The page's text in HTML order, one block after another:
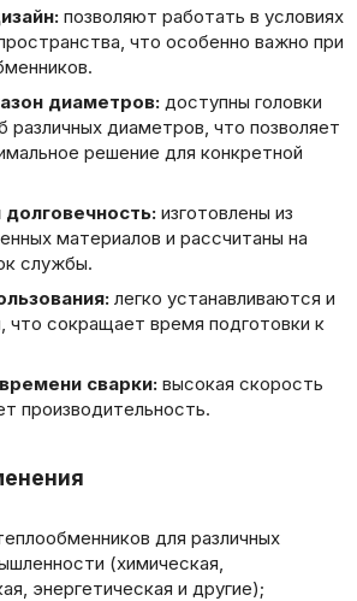
позволяют работать в условиях
что особенно важно при
диаметров:доступны головки
различных диаметров, что позволяет
решение для конкретной
изготовлены из
материалов и рассчитаны на
службы.
легко устанавливаются и
что сокращает время подготовки к
сварки:высокая скорость
производительность.
для различных
(химическая,
энергетическая и другие);